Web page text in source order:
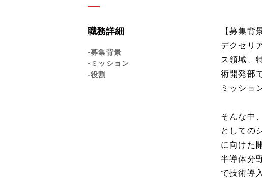
職務詳細
-募集背景
-ミッション
-役割
【募集背
デクセリ
ス領域、
術開発部
ミッショ
そんな中
としての
に向けた
半導体分
て技術導